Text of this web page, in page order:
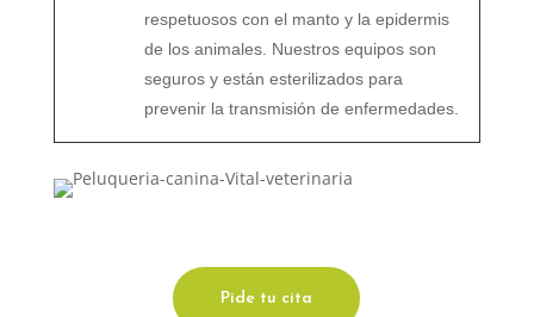
respetuosos con el manto y la epidermis
de los animales. Nuestros equipos son
seguros y están esterilizados para
prevenir la transmisión de enfermedades.
Pide tu cita